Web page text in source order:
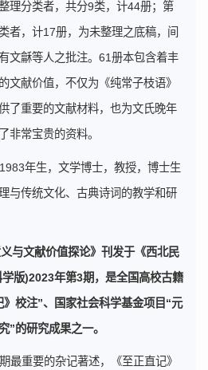
理分类者，共分9类，计44册；第
者，计17册，为未整理之底稿，间
文龢等人之批注。61册本包含着丰
文献价值，不仅为《纯常子枝语》
了重要的文献材料，也为文氏晚年
非常宝贵的资料。
年生，文学博士，教授，博士生
与传统文化、古典诗词的教学和研
义与文献价值探论》刊发于《西北民
版)2023年第3期，是全国高校古籍
校注”、国家社会科学基金项目“元
”的研究成果之一。
最重要的杂记著述，《至正直记》